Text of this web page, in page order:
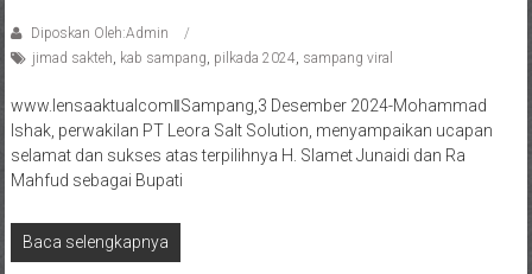
Diposkan Oleh:Admin
jimad sakteh kab sampang pilkada 2024 sampang viral
www.lensaaktualcomǁSampang,3 Desember 2024-Mohammad
Ishak, perwakilan PT Leora Salt Solution, menyampaikan ucapan
selamat dan sukses atas terpilihnya H. Slamet Junaidi dan Ra
Mahfud sebagai Bupati
Baca selengkapnya